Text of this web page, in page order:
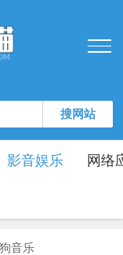
搜网站
影音娱乐 网络
音乐